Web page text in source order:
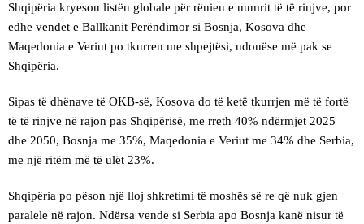
Shqipëria kryeson listën globale për rënien e numrit të të rinjve, por
edhe vendet e Ballkanit Perëndimor si Bosnja, Kosova dhe
Maqedonia e Veriut po tkurren me shpejtësi, ndonëse më pak se
Shqipëria.
Sipas të dhënave të OKB-së, Kosova do të ketë tkurrjen më të fortë
të të rinjve në rajon pas Shqipërisë, me rreth 40% ndërmjet 2025
dhe 2050, Bosnja me 35%, Maqedonia e Veriut me 34% dhe Serbia,
me një ritëm më të ulët 23%.
Shqipëria po pëson një lloj shkretimi të moshës së re që nuk gjen
paralele në rajon. Ndërsa vende si Serbia apo Bosnja kanë nisur të